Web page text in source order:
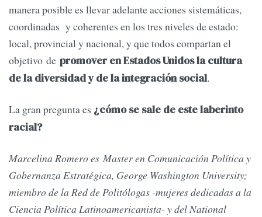
manera posible es llevar adelante acciones sistemáticas,
coordinadas y coherentes en los tres niveles de estado:
local, provincial y nacional, y que todos compartan el
objetivo de promover en Estados Unidos la cultura
de la diversidad y de la integración social.
La gran pregunta es ¿cómo se sale de este laberinto
racial?
Marcelina Romero es Master en Comunicación Política y
Gobernanza Estratégica, George Washington University;
miembro de la Red de Politólogas -mujeres dedicadas a la
Ciencia Política Latinoamericanista- y del National